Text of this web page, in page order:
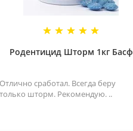
Родентицид Шторм 1кг Басф
Отлично сработал. Всегда беру
только шторм. Рекомендую. ..